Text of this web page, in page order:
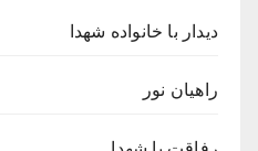
دیدار با خانواده شهدا
راهیان نور